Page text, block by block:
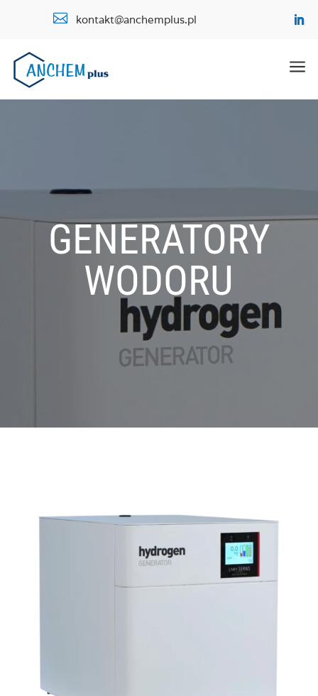
 kontakt@anchemplus.pl
a
GENERATORY
WODORU